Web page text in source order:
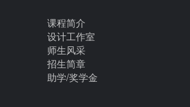
课程简介
设计工作室
师生风采
招生简章
助学/奖学金